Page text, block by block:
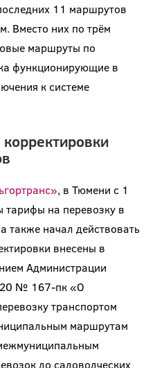
11 маршрутов
Вместо них по трём
маршруты по
функционирующие в
к системе
, в Тюмени с 1
тарифы на перевозку в
также начал действовать
внесены в
Администрации
№ 167-пк «О
транспортом
маршрутам
до садоводческих